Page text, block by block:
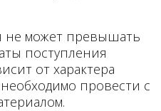
не может превышать
поступления
от характера
провести с